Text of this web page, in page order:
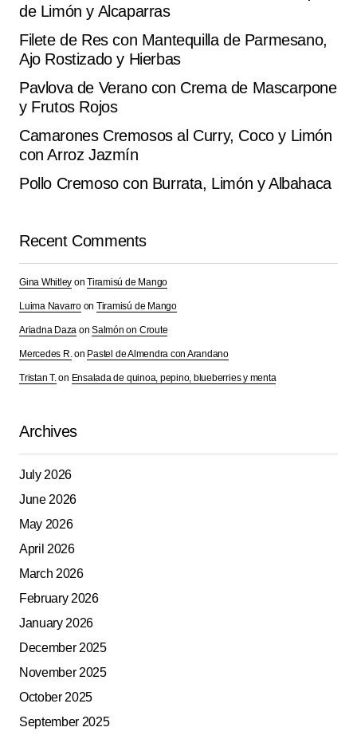
de Limón y Alcaparras
Filete de Res con Mantequilla de Parmesano,
Ajo Rostizado y Hierbas
Pavlova de Verano con Crema de Mascarpone
y Frutos Rojos
Camarones Cremosos al Curry, Coco y Limón
con Arroz Jazmín
Pollo Cremoso con Burrata, Limón y Albahaca
Recent Comments
Gina Whitley onTiramisú de Mango
Luima Navarroon Tiramisú de Mango
Ariadna Daza onSalmón on Croute
Mercedes R.on Pastel de Almendra con Arandano
Tristan T.on Ensalada de quinoa, pepino, blueberries y menta
Archives
July 2026
June 2026
May 2026
April 2026
March 2026
February 2026
January 2026
December 2025
November 2025
October 2025
September 2025